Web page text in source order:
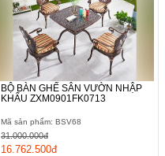
BỘ BÀN GHẾ SÂN VƯỜN NHẬP
KHẨU ZXM0901FK0713
Mã sản phẩm: BSV68
16.762.500đ
31.000.000đ